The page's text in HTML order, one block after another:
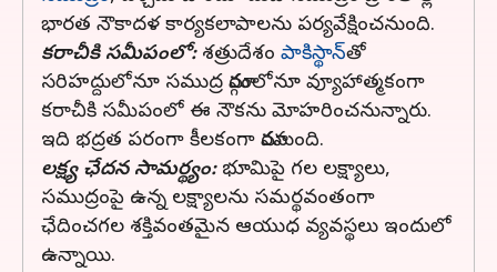
భారత నౌకాదళ కార్యకలాపాలను పర్యవేక్షించనుంది.
కరాచీకి సమీపంలో:శత్రుదేశం పాకిస్థాన్‌తో
సరిహద్దులోనూ సముద్ర మార్గంలోనూ వ్యూహాత్మకంగా
కరాచీకి సమీపంలో ఈ నౌకను మోహరించనున్నారు.
ఇది భద్రత పరంగా కీలకంగా మారనుంది.
లక్ష్య ఛేదన సామర్థ్యం: భూమిపై గల లక్ష్యాలు,
సముద్రంపై ఉన్న లక్ష్యాలను సమర్థవంతంగా
ఛేదించగల శక్తివంతమైన ఆయుధ వ్యవస్థలు ఇందులో
ఉన్నాయి.